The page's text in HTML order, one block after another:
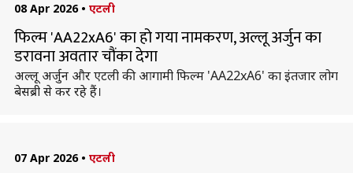
08 Apr 2026 • एटली
फिल्म 'AA22xA6' का हो गया नामकरण, अल्लू अर्जुन का
डरावना अवतार चौंका देगा
अल्लू अर्जुन और एटली की आगामी फिल्म 'AA22xA6' का इंतजार लोग
बेसब्री से कर रहे हैं।
07 Apr 2026 • एटली